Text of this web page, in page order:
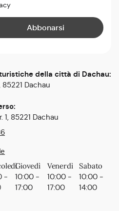
della città di Dachau:
85221 Dachau
85221 Dachau
-
Giovedì
10:00 -
17:00
Venerdì
10:00 -
17:00
Sabato
10:00 -
14:00